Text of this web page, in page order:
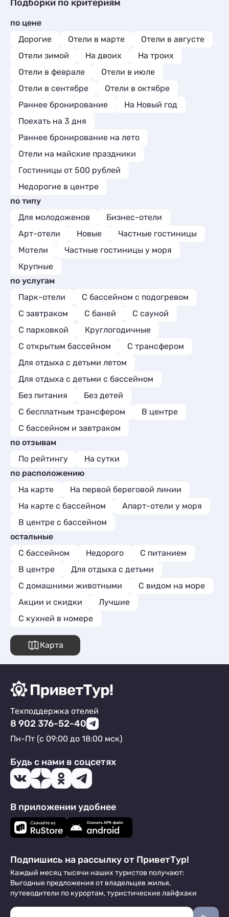
Санатории
Эллинги
Апартаменты
Мини-отели
Квартиры посуточно 3
Апартаменты
Подборки по критериям
по цене
Дорогие
Отели в марте
Отели в августе
Отели зимой
На двоих
На троих
Отели в феврале
Отели в июле
Отели в сентябре
Отели в октябре
Раннее бронирование
На Новый год
Поехать на 3 дня
Раннее бронирование на лето
Отели на майские праздники
Гостиницы от 500 рублей
Недорогие в центре
по типу
Для молодоженов
Бизнес-отели
Арт-отели
Новые
Частные гостиницы
Мотели
Частные гостиницы у моря
Крупные
по услугам
Парк-отели
С бассейном с подогревом
С завтраком
С баней
С сауной
С парковкой
Круглогодичные
С открытым бассейном
С трансфером
Для отдыха с детьми летом
Для отдыха с детьми с бассейном
Без питания
Без детей
С бесплатным трансфером
В центре
С бассейном и завтраком
по отзывам
По рейтингу
На сутки
по расположению
На карте
На первой береговой линии
На карте с бассейном
Апарт-отели у моря
В центре с бассейном
остальные
С бассейном
Недорого
С питанием
В центре
Для отдыха с детьми
С домашними животными
С видом на море
Акции и скидки
Лучшие
C кухней в номере
Карта
Техподдержка отелей
8 902 376-52-40
Пн-Пт (с 09:00 до 18:00 мск)
Будь с нами в соцсетях
В приложении удобнее
Подпишись на рассылку от ПриветТур!
Каждый месяц тысячи наших туристов получают:
Выгодные предложения от владельцев жилья,
путеводители по курортам, туристические лайфхаки